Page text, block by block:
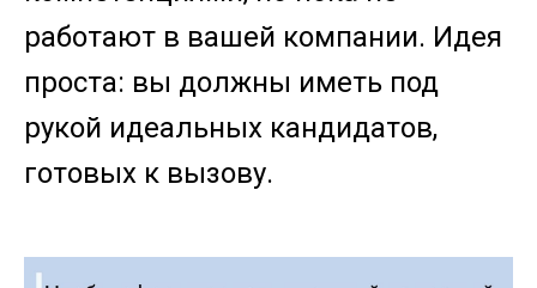
работают в вашей компании. Идея
проста: вы должны иметь под
рукой идеальных кандидатов,
готовых к вызову.